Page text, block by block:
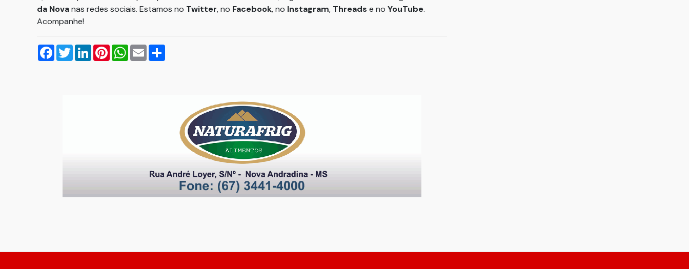
da Novanas redes sociais. Estamos no Twitter, no Facebook, no Instagram, Threads e no YouTube.
Acompanhe!
Facebook
TwitterLinkedInPinterestWhatsApp
Email